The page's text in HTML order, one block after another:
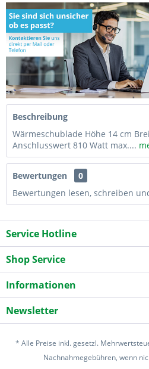
Beschreibung
Wärmeschublade Höhe 14 cm
Anschlusswert 810 Watt max....
Bewertungen
0
Bewertungen lesen, schreiben
Service Hotline
Shop Service
Informationen
Newsletter
* Alle Preise inkl. gesetzl.
Nachnahmegebühren, wenn